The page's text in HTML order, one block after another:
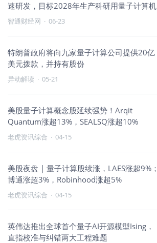
速研发，目标2028年生产科研用量子计算机
智通财经网 · 06-23
特朗普政府将向九家量子计算公司提供20亿
美元拨款，并持有股份
异动解读 · 05-21
美股量子计算概念股延续强势！Arqit
Quantum涨超13%，SEALSQ涨超10%
老虎资讯综合 · 04-15
美股夜盘 | 量子计算股续涨，LAES涨超9%；
博通涨超3%，Robinhood涨超5%
老虎资讯综合 · 04-15
英伟达推出全球首个量子AI开源模型Ising，
直指校准与纠错两大工程难题